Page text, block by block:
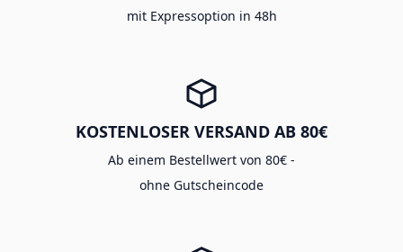
mit Expressoption in 48h
KOSTENLOSER VERSAND AB 80€
Ab einem Bestellwert von 80€ -
ohne Gutscheincode